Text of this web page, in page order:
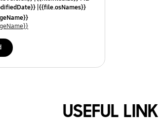
{{file.osNames}}
USEFUL LINK